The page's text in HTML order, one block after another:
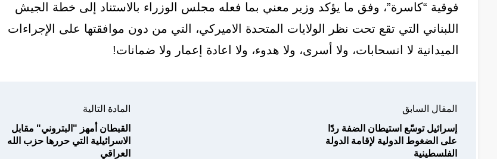
فوقية “كاسرة”، وفق ما يؤكد وزير معني بما فعله مجلس الوزراء بالاستناد إلى خطة الجيش
اللبناني التي تقع تحت نظر الولايات المتحدة الاميركي، التي من دون موافقتها على الإجراءات
الميدانية لا انسحابات، ولا أسرى، ولا هدوء، ولا اعادة إعمار ولا ضمانات!
المقال السابق
إسرائيل توسّع استيطان الضفة ردًا
على الضغوط الدولية لإقامة الدولة
الفلسطينية
المادة التالية
القبطان أمهز "البتروني" مقابل
الاسرائيلية التي حررها حزب الله
العراقي